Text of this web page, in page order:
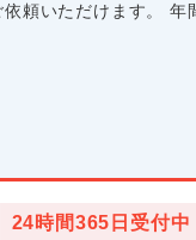
頼いただけます。
24時間365日受付中